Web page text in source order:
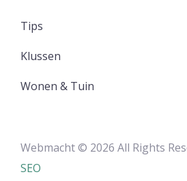
Tips
Klussen
Wonen & Tuin
Webmacht © 2026 All Rights
SEO